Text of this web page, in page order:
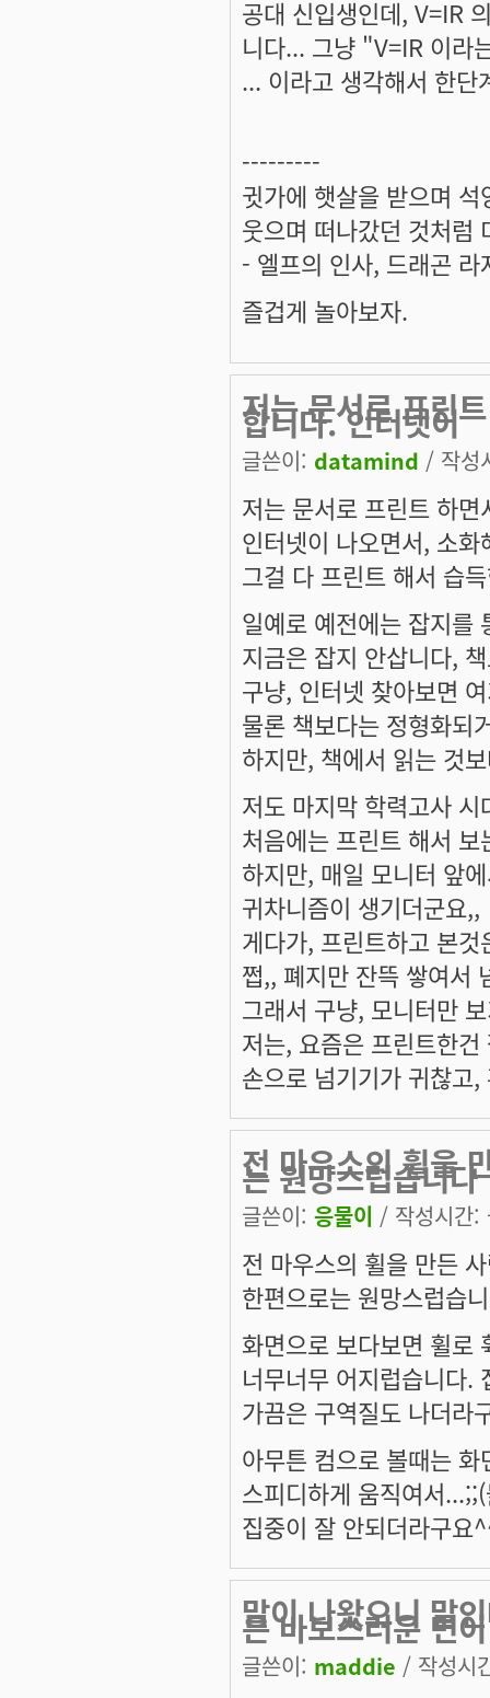
공대 신입생인데, V=IR
니다... 그냥 "V=IR 이라
... 이라고 생각해서 한단
---------
귓가에 햇살을 받으며
웃으며 떠나갔던 것처럼
- 엘프의 인사, 드래곤 라
즐겁게 놀아보자.
저는 문서로 프린
합니다. 인터넷이
글쓴이: datamind / 작성
저는 문서로 프린트 하
인터넷이 나오면서, 소
그걸 다 프린트 해서 습
일예로 예전에는 잡지를
지금은 잡지 안삽니다,
구냥, 인터넷 찾아보면
물론 책보다는 정형화되
하지만, 책에서 읽는 것
저도 마지막 학력고사 시
처음에는 프린트 해서
하지만, 매일 모니터 앞
귀차니즘이 생기더군요,,
게다가, 프린트하고 본
쩝,, 폐지만 잔뜩 쌓여서
그래서 구냥, 모니터만
저는, 요즘은 프린트한
손으로 넘기기가 귀찮고
전 마우스의 휠을
는 원망스럽습니다
글쓴이: 응물이 / 작성시간
전 마우스의 휠을 만든
한편으로는 원망스럽습
화면으로 보다보면 휠로
너무너무 어지럽습니다.
가끔은 구역질도 나더라
아무튼 컴으로 볼때는 화
스피디하게 움직여서
집중이 잘 안되더라구요
말이 나왔으니 말
은 바보스러운 면이
글쓴이: maddie / 작성시